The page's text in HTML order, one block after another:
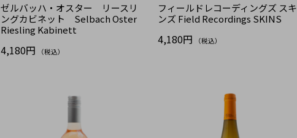
ゼルバッハ・オスター リースリ
ングカビネット Selbach Oster
Riesling Kabinett
4,180円 （税込）
フィールドレコーディングズ スキ
ンズ Field Recordings SKINS
4,180円 （税込）